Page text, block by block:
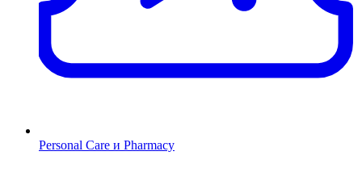
Personal Care и Pharmacy